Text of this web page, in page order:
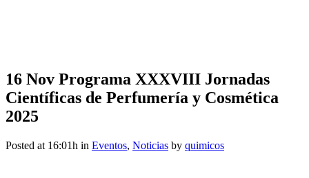
16 Nov Programa XXXVIII Jornadas
Científicas de Perfumería y Cosmética
2025
Posted at 16:01h in Eventos, Noticias by quimicos